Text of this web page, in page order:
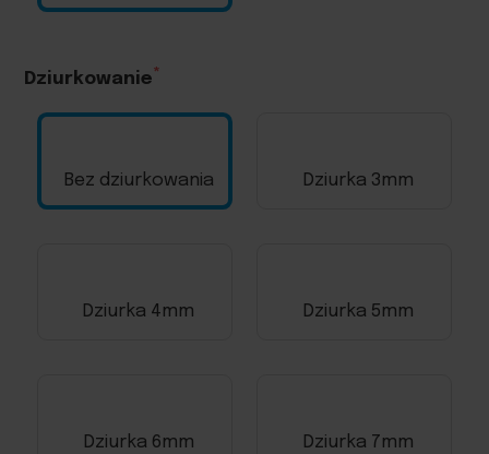
Dziurkowanie
Bez dziurkowania Dziurka 3mm
Dziurka 4mm Dziurka 5mm
Dziurka 6mm Dziurka 7mm